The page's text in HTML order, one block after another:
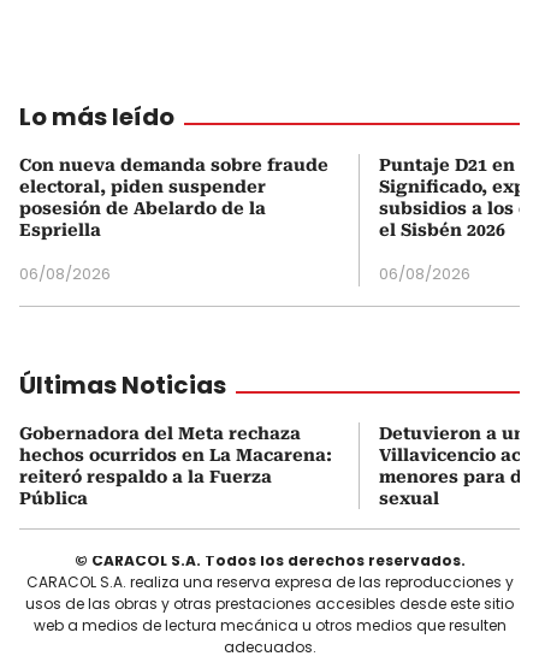
Lo más leído
Con nueva demanda sobre fraude
electoral, piden suspender
posesión de Abelardo de la
Espriella
06/08/2026
Puntaje D21 en
Significado,
subsidios a los
el Sisbén 2026
06/08/2026
Últimas Noticias
Gobernadora del Meta rechaza
hechos ocurridos en La Macarena:
reiteró respaldo a la Fuerza
Pública
Detuvieron a un
Villavicencio
menores para
sexual
© CARACOL S.A. Todos los derechos reservados.
CARACOL S.A. realiza una reserva expresa de las reproducciones y
usos de las obras y otras prestaciones accesibles desde este sitio
web a medios de lectura mecánica u otros medios que resulten
adecuados.